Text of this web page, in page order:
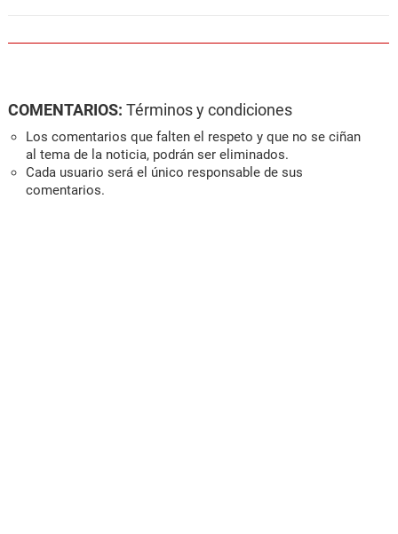
COMENTARIOS: Términos y condiciones
Los comentarios que falten el respeto y que no se ciñan
al tema de la noticia, podrán ser eliminados.
Cada usuario será el único responsable de sus
comentarios.